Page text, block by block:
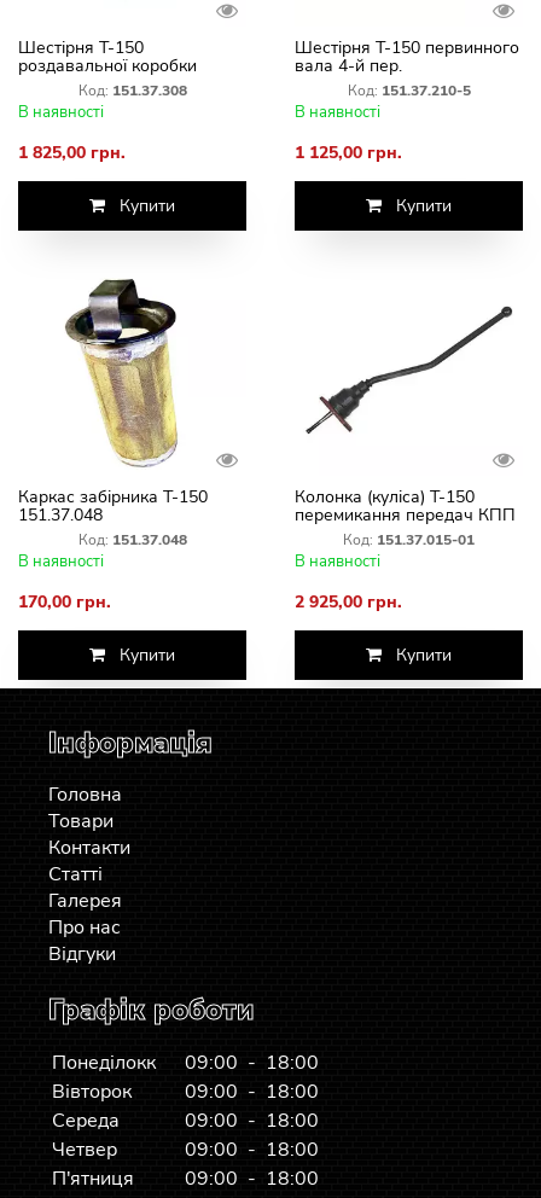
Шестірня Т-150
роздавальної коробки
151.37.308-2
Код: 151.37.308
В наявності
1 825,00 грн.
Купити
Шестірня Т-150 первинного
вала 4-й пер.
тягнут.151.37.210-5 (Z=33)
Код: 151.37.210-5
В наявності
1 125,00 грн.
Купити
Каркас забірника Т-150
151.37.048
Код: 151.37.048
В наявності
170,00 грн.
Купити
Колонка (куліса) Т-150
перемикання передач КПП
151.37.015-01
Код: 151.37.015-01
В наявності
2 925,00 грн.
Купити
Інформація
Головна
Товари
Контакти
Статті
Галерея
Про нас
Відгуки
Графік роботи
Понеділокк
09:00 - 18:00
Вівторок
09:00 - 18:00
Середа
09:00 - 18:00
Четвер
09:00 - 18:00
П'ятниця
09:00 - 18:00